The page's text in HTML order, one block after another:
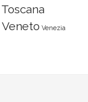
Toscana
Veneto Venezia